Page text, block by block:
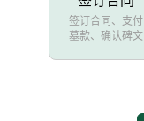
签订合同、支付
墓款、确认碑文